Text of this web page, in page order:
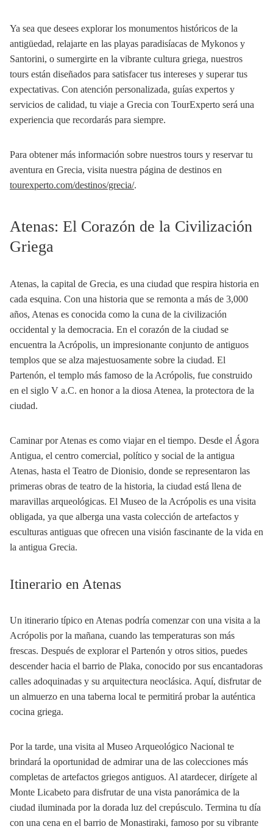
Ya sea que desees explorar los monumentos históricos de la
antigüedad, relajarte en las playas paradisíacas de Mykonos y
Santorini, o sumergirte en la vibrante cultura griega, nuestros
tours están diseñados para satisfacer tus intereses y superar tus
expectativas. Con atención personalizada, guías expertos y
servicios de calidad, tu viaje a Grecia con TourExperto será una
experiencia que recordarás para siempre.
Para obtener más información sobre nuestros tours y reservar tu
aventura en Grecia, visita nuestra página de destinos en
tourexperto.com/destinos/grecia/.
Atenas: El Corazón de la Civilización
Griega
Atenas, la capital de Grecia, es una ciudad que respira historia en
cada esquina. Con una historia que se remonta a más de 3,000
años, Atenas es conocida como la cuna de la civilización
occidental y la democracia. En el corazón de la ciudad se
encuentra la Acrópolis, un impresionante conjunto de antiguos
templos que se alza majestuosamente sobre la ciudad. El
Partenón, el templo más famoso de la Acrópolis, fue construido
en el siglo V a.C. en honor a la diosa Atenea, la protectora de la
ciudad.
Caminar por Atenas es como viajar en el tiempo. Desde el Ágora
Antigua, el centro comercial, político y social de la antigua
Atenas, hasta el Teatro de Dionisio, donde se representaron las
primeras obras de teatro de la historia, la ciudad está llena de
maravillas arqueológicas. El Museo de la Acrópolis es una visita
obligada, ya que alberga una vasta colección de artefactos y
esculturas antiguas que ofrecen una visión fascinante de la vida en
la antigua Grecia.
Itinerario en Atenas
Un itinerario típico en Atenas podría comenzar con una visita a la
Acrópolis por la mañana, cuando las temperaturas son más
frescas. Después de explorar el Partenón y otros sitios, puedes
descender hacia el barrio de Plaka, conocido por sus encantadoras
calles adoquinadas y su arquitectura neoclásica. Aquí, disfrutar de
un almuerzo en una taberna local te permitirá probar la auténtica
cocina griega.
Por la tarde, una visita al Museo Arqueológico Nacional te
brindará la oportunidad de admirar una de las colecciones más
completas de artefactos griegos antiguos. Al atardecer, dirígete al
Monte Licabeto para disfrutar de una vista panorámica de la
ciudad iluminada por la dorada luz del crepúsculo. Termina tu día
con una cena en el barrio de Monastiraki, famoso por su vibrante